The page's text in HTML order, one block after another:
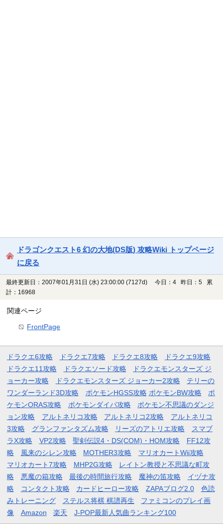
ドラゴンクエスト6 幻の大地(DS版) 攻略Wiki トップページ
に戻る
最終更新日：2007年01月31日 (水) 23:00:00 (7127d)
今日：4 昨日：5 累
計：16968
関連ページ
FrontPage
ドラクエ6攻略 ドラクエ7攻略 ドラクエ8攻略
ドラクエ9攻略
ドラクエ11攻略
ドラクエソード攻略
ドラクエモンスターズ ジ
ョーカー攻略
ドラクエモンスターズ ジョーカー2攻略
テリーの
ワンダーランド3D攻略
ポケモンHGSS攻略 ポケモンBW攻略
ポ
ケモンORAS攻略
ポケモンダイパ攻略
ポケモン不思議のダンジ
ョン攻略
アルトネリコ攻略 アルトネリコ2攻略
アルトネリコ
3攻略
グランファンタズム攻略 リーズのアトリエ攻略
スマブ
ラX攻略
VP2攻略 聖剣伝説4・DS(COM)・HOM攻略
FF12攻
略
風来のシレン攻略 MOTHER3攻略
マリオカートWii攻略
マリオカート7攻略
MHP2G攻略
レイトン教授と不思議な町攻
略
悪魔の箱攻略 最後の時間旅行攻略 魔神の笛攻略
イヅナ攻
略
コンタクト攻略 カードヒーロー攻略 ZAPAブログ2.0
色読
みトレーニング
ステルス将棋 棋譜再生
ファミコンのプレイ画
像
Amazon 楽天 J-POP最新人気曲ランキング100